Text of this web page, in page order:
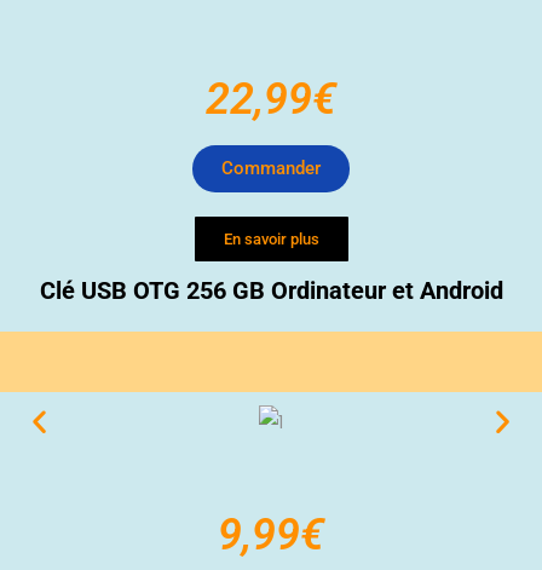
22,99€
Commander
En savoir plus
Clé USB OTG 256 GB Ordinateur et Android
9,99€